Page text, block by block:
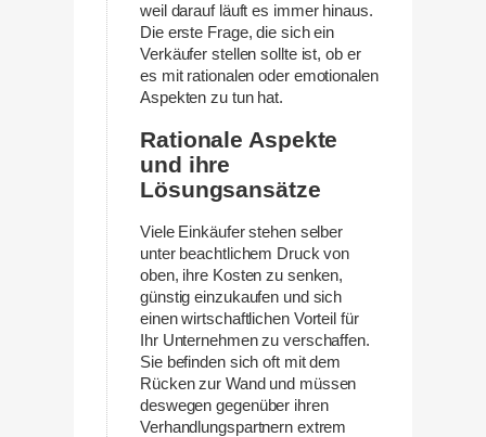
weil darauf läuft es immer hinaus.
Die erste Frage, die sich ein
Verkäufer stellen sollte ist, ob er
es mit rationalen oder emotionalen
Aspekten zu tun hat.
Rationale Aspekte
und ihre
Lösungsansätze
Viele Einkäufer stehen selber
unter beachtlichem Druck von
oben, ihre Kosten zu senken,
günstig einzukaufen und sich
einen wirtschaftlichen Vorteil für
Ihr Unternehmen zu verschaffen.
Sie befinden sich oft mit dem
Rücken zur Wand und müssen
deswegen gegenüber ihren
Verhandlungspartnern extrem